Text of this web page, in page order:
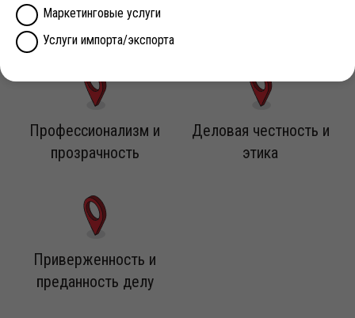
Профессиональный опыт
Профессионализм и
прозрачность
Деловая честность и
этика
Приверженность и
преданность делу
Маркетинговые услуги
Услуги импорта/экспорта